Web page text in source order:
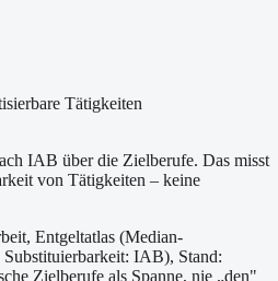
Tätigkeiten
IAB über die Zielberufe. Das misst
von Tätigkeiten – keine
Entgeltatlas (Median-
Substituierbarkeit: IAB), Stand:
Zielberufe als Spanne, nie „den"